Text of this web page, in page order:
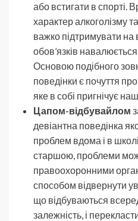
або встигати в спорті.
характер алкоголізму
важко підтримувати на
обов’язків
Основою подібного
поведінки є почуття
яке в собі пригнічує
Цапом-відбувайлом
девіантна поведінка
проблем вдома і в
старшою, проблеми
правоохоронними
способом відвернути
що відбуваються
залежність, і